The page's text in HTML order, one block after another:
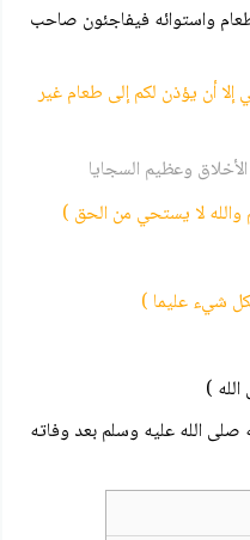
واستوائه فيفاجئون صاحب
إلا أن يؤذن لكم إلى طعام غير
وعظيم السجايا
لا يستحي من الحق )
شيء عليما )
)
الله عليه وسلم بعد وفاته